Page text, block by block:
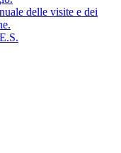
delle visite e dei